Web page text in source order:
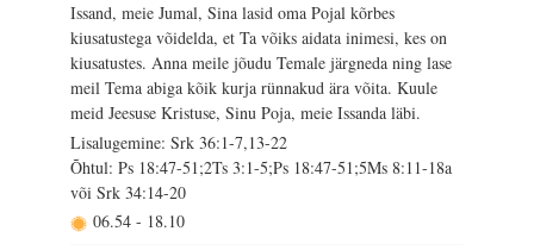
Issand, meie Jumal, Sina lasid oma Pojal kõrbes
kiusatustega võidelda, et Ta võiks aidata inimesi, kes on
kiusatustes. Anna meile jõudu Temale järgneda ning lase
meil Tema abiga kõik kurja rünnakud ära võita. Kuule
meid Jeesuse Kristuse, Sinu Poja, meie Issanda läbi.
Lisalugemine: Srk 36:1-7,13-22
Õhtul: Ps 18:47-51;2Ts 3:1-5;Ps 18:47-51;5Ms 8:11-18a
või Srk 34:14-20
06.54 - 18.10